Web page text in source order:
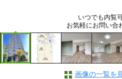
いつでも内覧
お気軽にお問い合
画像の一覧を